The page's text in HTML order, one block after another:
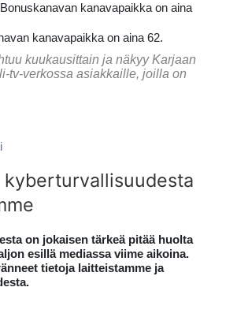
kanavapaikka on aina
kanavapaikka on aina 62.
kuukausittain ja näkyy Karjaan
tv-verkossa asiakkaille, joilla on
on jokaisen tärkeä pitää huolta
esillä mediassa viime aikoina.
tietoja laitteistamme ja